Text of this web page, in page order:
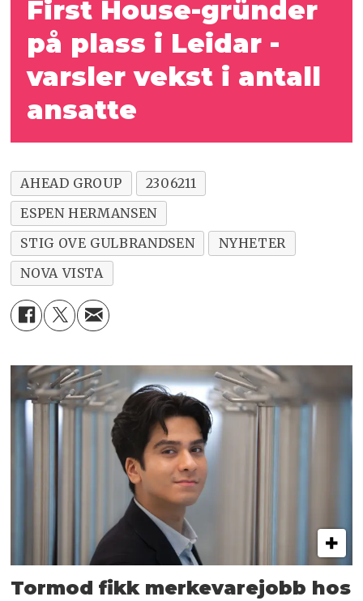
First House-gründer
på plass i Leidar -
varsler vekst i antall
ansatte
AHEAD GROUP
2306211
ESPEN HERMANSEN
STIG OVE GULBRANDSEN
NYHETER
NOVA VISTA
Tormod fikk merkevarejobb hos